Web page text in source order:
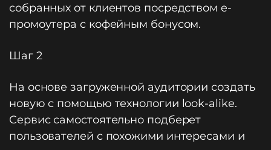
собранных от клиентов посредством e-
промоутера с кофейным бонусом.
Шаг 2
На основе загруженной аудитории создать
новую с помощью технологии look-alike.
Сервис самостоятельно подберет
пользователей с похожими интересами и